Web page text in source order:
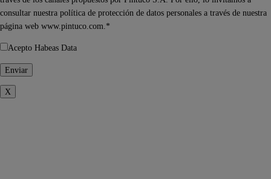
consultar nuestra política de protección de datos personales a través de nuestra
página web www.pintuco.com.*
Acepto Habeas Data
X